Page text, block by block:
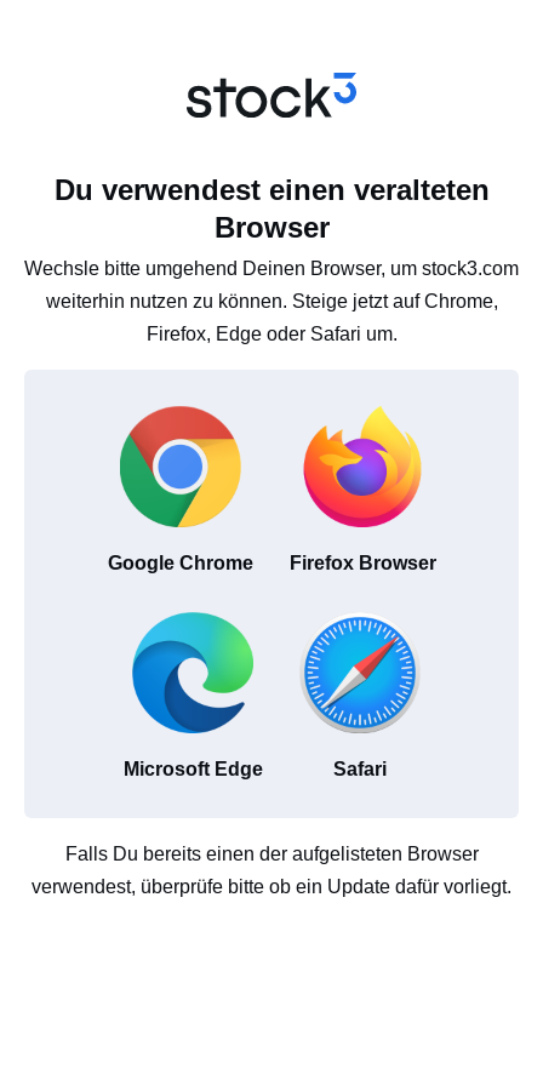
Du verwendest einen veralteten
Browser
Wechsle bitte umgehend Deinen Browser, um stock3.com
weiterhin nutzen zu können. Steige jetzt auf Chrome,
Firefox, Edge oder Safari um.
Google Chrome Firefox Browser
Microsoft Edge Safari
Falls Du bereits einen der aufgelisteten Browser
verwendest, überprüfe bitte ob ein Update dafür vorliegt.